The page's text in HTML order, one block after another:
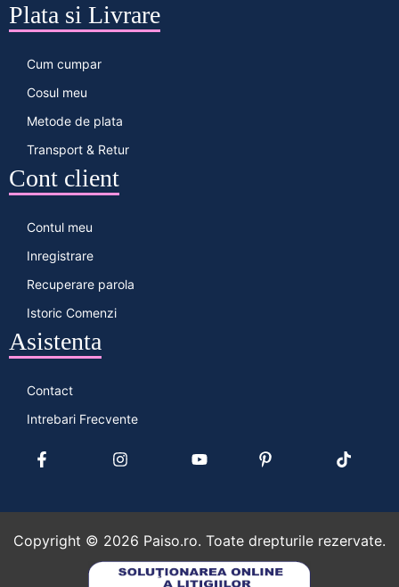
Plata si Livrare
Cum cumpar
Cosul meu
Metode de plata
Transport & Retur
Cont client
Contul meu
Inregistrare
Recuperare parola
Istoric Comenzi
Asistenta
Contact
Intrebari Frecvente
Copyright © 2026 Paiso.ro. Toate drepturile rezervate.